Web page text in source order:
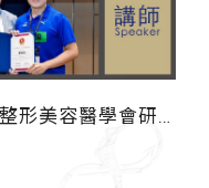
形美容醫學會研